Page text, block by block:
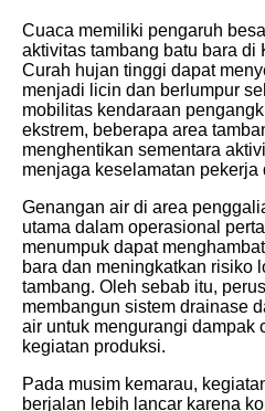
Cuaca memiliki pengaruh
aktivitas tambang batu bara di
Curah hujan tinggi dapat
menjadi licin dan berlumpur
mobilitas kendaraan
ekstrem, beberapa area
menghentikan sementara
menjaga keselamatan pekerja
Genangan air di area
utama dalam operasional
menumpuk dapat
bara dan meningkatkan risiko
tambang. Oleh sebab itu,
membangun sistem drainase
air untuk mengurangi dampak
kegiatan produksi.
Pada musim kemarau,
berjalan lebih lancar karena